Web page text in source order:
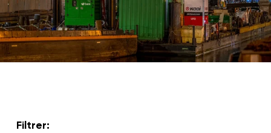
Filtrer: